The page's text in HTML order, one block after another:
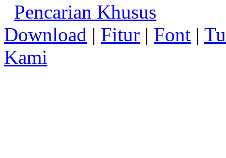
Pencarian Khusus
Download | Fitur | Font |
Kami